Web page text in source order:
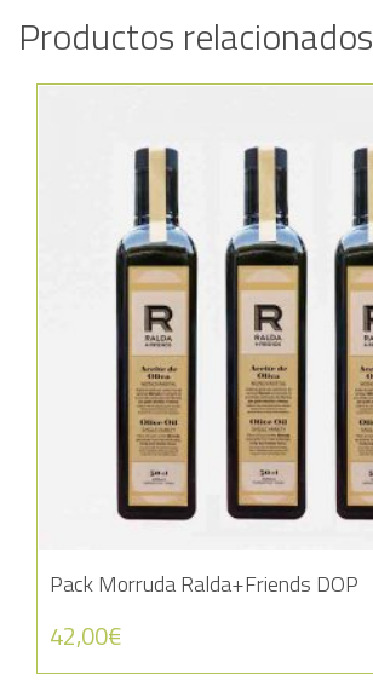
Productos relacionados
Pack Morruda Ralda+Friends DOP
42,00€